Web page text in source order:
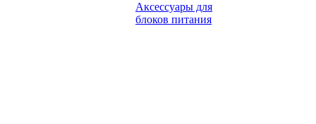
Аксессуары для
блоков питания